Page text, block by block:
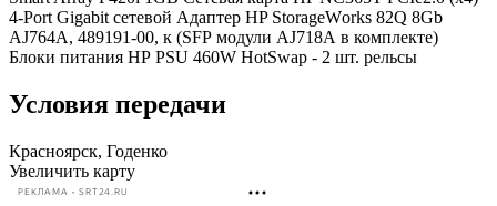
4-Рort Gigabit сетевой Aдaптер НP StоrageWоrks 82Q 8Gb
AJ764A, 489191-00, к (SFР модули АJ718А в комплекте)
Блоки питания НР РSU 460W НоtSwар - 2 шт. рельсы
Условия передачи
Красноярск, Годенко
Увеличить карту
РЕКЛАМА • SRT24.RU